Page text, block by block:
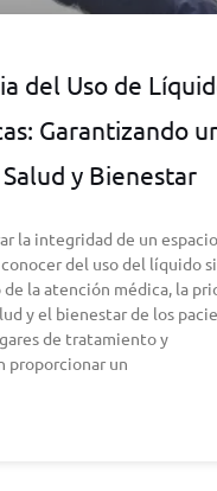
del Uso de
Garantizando
y Bienestar
la integridad de un
del uso del líquido
de la atención médica, la
y el bienestar de los
de tratamiento y
proporcionar un